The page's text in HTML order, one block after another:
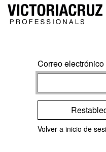
Ir al contenido
Correo electrónico
Volver a inicio de